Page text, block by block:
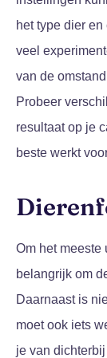
het type dier
veel
van de
Probeer
resultaat op je
beste werkt
Om het meeste
belangrijk om
Daarnaast is
moet ook iets
je van